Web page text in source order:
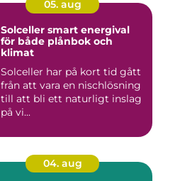
05. aug
Solceller smart energival
för både plånbok och
klimat
Solceller har på kort tid gått
från att vara en nischlösning
till att bli ett naturligt inslag
på vi...
04. aug